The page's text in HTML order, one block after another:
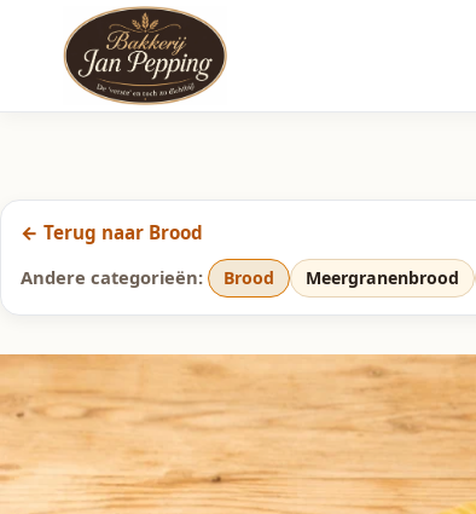
← Terug naar Brood
Andere categorieën:
Brood Meergranenbrood